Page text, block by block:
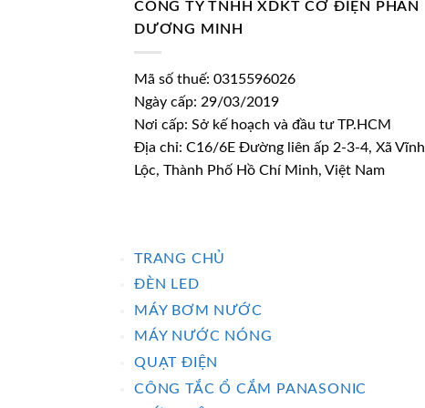
CÔNG TY TNHH XDKT CƠ ĐIỆN PHAN
DƯƠNG MINH
Mã số thuế: 0315596026
Ngày cấp: 29/03/2019
Nơi cấp: Sở kế hoạch và đầu tư TP.HCM
Địa chỉ: C16/6E Đường liên ấp 2-3-4, Xã Vĩnh
Lộc, Thành Phố Hồ Chí Minh, Việt Nam
TRANG CHỦ
ĐÈN LED
MÁY BƠM NƯỚC
MÁY NƯỚC NÓNG
QUẠT ĐIỆN
CÔNG TẮC Ổ CẮM PANASONIC